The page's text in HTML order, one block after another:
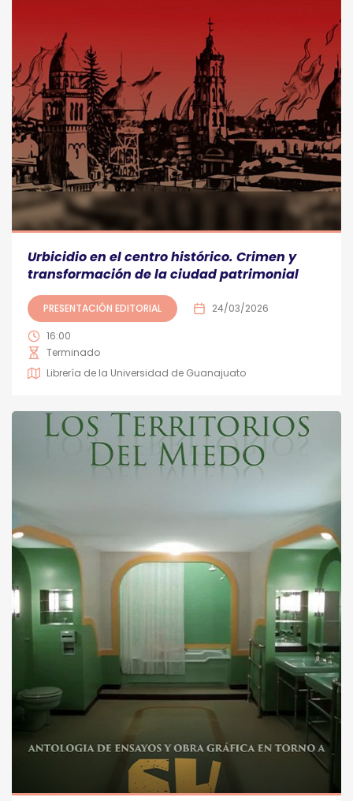
Urbicidio en el centro histórico. Crimen y
transformación de la ciudad patrimonial
PRESENTACIÓN EDITORIAL 24/03/2026
16:00
Terminado
Librería de la Universidad de Guanajuato